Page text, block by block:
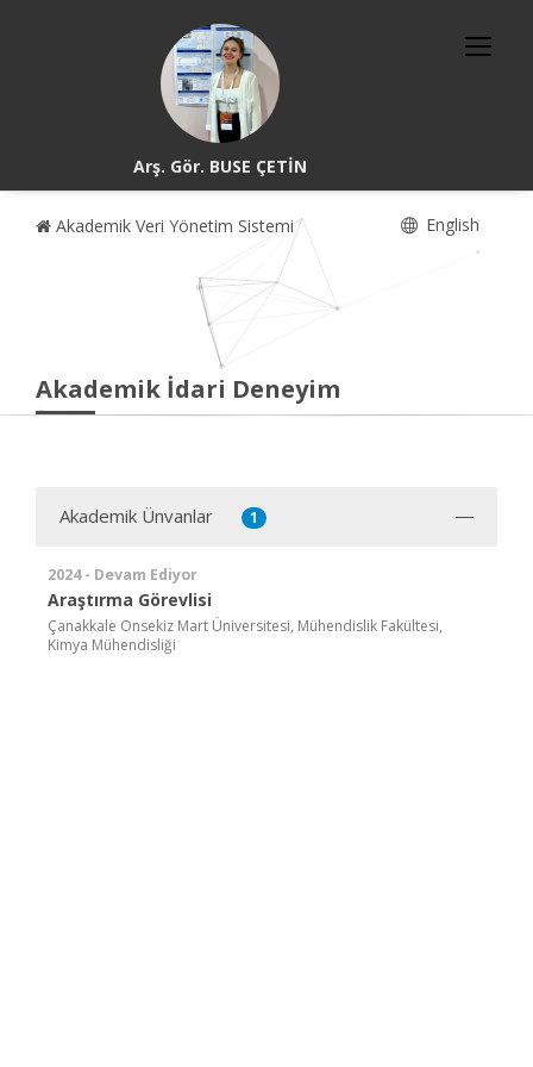
Arş. Gör. BUSE ÇETİN
Akademik Veri Yönetim Sistemi English
Akademik İdari Deneyim
Akademik Ünvanlar 1
2024 - Devam Ediyor
Araştırma Görevlisi
Çanakkale Onsekiz Mart Üniversitesi, Mühendislik Fakültesi,
Kimya Mühendisliği